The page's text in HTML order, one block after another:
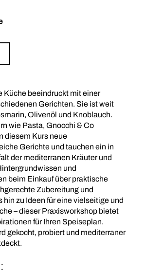
Küche beeindruckt mit einer
Gerichten. Sie ist weit
Olivenöl und Knoblauch.
wie Pasta, Gnocchi & Co
diesem Kurs neue
Gerichte und tauchen ein in
der mediterranen Kräuter und
und
beim Einkauf über praktische
Zubereitung und
hin zu Ideen für eine vielseitige und
– dieser Praxisworkshop bietet
für Ihren Speiseplan.
gekocht, probiert und mediterraner